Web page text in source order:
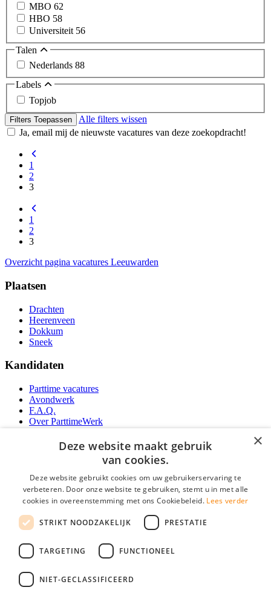
MBO 62
HBO 58
Universiteit 56
Talen
Nederlands 88
Labels
Topjob
Filters Toepassen
Alle filters wissen
Ja, email mij de nieuwste vacatures van deze zoekopdracht!
1
2
3
1
2
3
Overzicht pagina vacatures Leeuwarden
Plaatsen
Drachten
Heerenveen
Dokkum
Sneek
Kandidaten
Parttime vacatures
Avondwerk
F.A.Q.
Over ParttimeWerk
YoungCapital Android App
Parttime personeel
Vacature aanmelden
Partners
Contact
Social
×
Deze website maakt gebruik
van cookies.
Deze website gebruikt cookies om uw gebruikerservaring te
verbeteren. Door onze website te gebruiken, stemt u in met alle
cookies in overeenstemming met ons Cookiebeleid. Lees verder
STRIKT NOODZAKELIJK PRESTATIE
TARGETING FUNCTIONEEL
NIET-GECLASSIFICEERD